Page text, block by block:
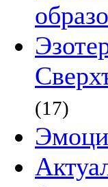
(17)